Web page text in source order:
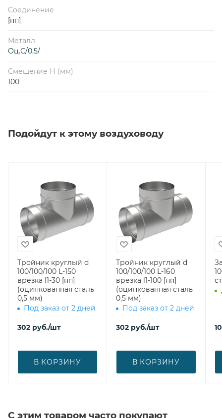
Соединение
[нп]
Металл
Оц.С/0,5/
Смещение Н (мм)
100
Подойдут к этому воздуховоду
Тройник круглый d
100/100/100 L-150
врезка l1-30 [нп]
(оцинкованная сталь
0,5 мм)
Под заказ от 2 дней
302 руб./шт
В КОРЗИНУ
Тройник круглый d
100/100/100 L-160
врезка l1-100 [нп]
(оцинкованная сталь
0,5 мм)
Под заказ от 2 дней
302 руб./шт
В КОРЗИНУ
100
С этим товаром часто покупают